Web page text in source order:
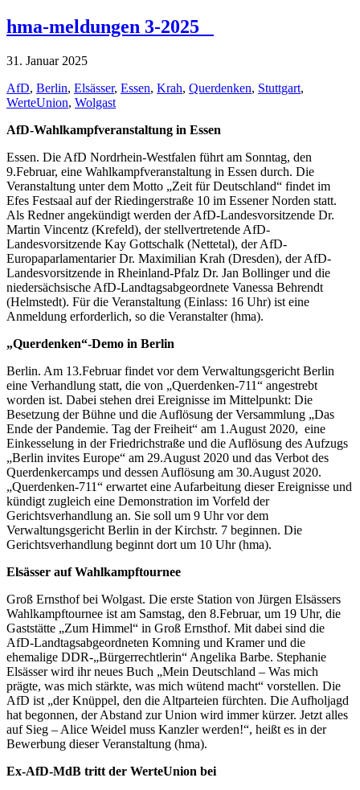
hma-meldungen 3-2025
31. Januar 2025
AfD, Berlin, Elsässer, Essen, Krah, Querdenken, Stuttgart,
WerteUnion, Wolgast
AfD-Wahlkampfveranstaltung in Essen
Essen. Die AfD Nordrhein-Westfalen führt am Sonntag, den
9.Februar, eine Wahlkampfveranstaltung in Essen durch. Die
Veranstaltung unter dem Motto „Zeit für Deutschland“ findet im
Efes Festsaal auf der Riedingerstraße 10 im Essener Norden statt.
Als Redner angekündigt werden der AfD-Landesvorsitzende Dr.
Martin Vincentz (Krefeld), der stellvertretende AfD-
Landesvorsitzende Kay Gottschalk (Nettetal), der AfD-
Europaparlamentarier Dr. Maximilian Krah (Dresden), der AfD-
Landesvorsitzende in Rheinland-Pfalz Dr. Jan Bollinger und die
niedersächsische AfD-Landtagsabgeordnete Vanessa Behrendt
(Helmstedt). Für die Veranstaltung (Einlass: 16 Uhr) ist eine
Anmeldung erforderlich, so die Veranstalter (hma).
„Querdenken“-Demo in Berlin
Berlin. Am 13.Februar findet vor dem Verwaltungsgericht Berlin
eine Verhandlung statt, die von „Querdenken-711“ angestrebt
worden ist. Dabei stehen drei Ereignisse im Mittelpunkt: Die
Besetzung der Bühne und die Auflösung der Versammlung „Das
Ende der Pandemie. Tag der Freiheit“ am 1.August 2020, eine
Einkesselung in der Friedrichstraße und die Auflösung des Aufzugs
„Berlin invites Europe“ am 29.August 2020 und das Verbot des
Querdenkercamps und dessen Auflösung am 30.August 2020.
„Querdenken-711“ erwartet eine Aufarbeitung dieser Ereignisse und
kündigt zugleich eine Demonstration im Vorfeld der
Gerichtsverhandlung an. Sie soll um 9 Uhr vor dem
Verwaltungsgericht Berlin in der Kirchstr. 7 beginnen. Die
Gerichtsverhandlung beginnt dort um 10 Uhr (hma).
Elsässer auf Wahlkampftournee
Groß Ernsthof bei Wolgast. Die erste Station von Jürgen Elsässers
Wahlkampftournee ist am Samstag, den 8.Februar, um 19 Uhr, die
Gaststätte „Zum Himmel“ in Groß Ernsthof. Mit dabei sind die
AfD-Landtagsabgeordneten Komning und Kramer und die
ehemalige DDR-„Bürgerrechtlerin“ Angelika Barbe. Stephanie
Elsässer wird ihr neues Buch „Mein Deutschland – Was mich
prägte, was mich stärkte, was mich wütend macht“ vorstellen. Die
AfD ist „der Knüppel, den die Altparteien fürchten. Die Aufholjagd
hat begonnen, der Abstand zur Union wird immer kürzer. Jetzt alles
auf Sieg – Alice Weidel muss Kanzler werden!“, heißt es in der
Bewerbung dieser Veranstaltung (hma).
Ex-AfD-MdB tritt der WerteUnion bei